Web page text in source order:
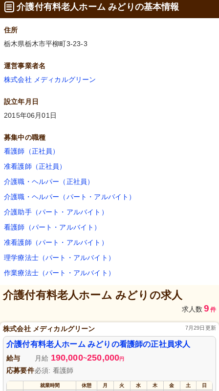
介護付有料老人ホーム みどりの基本情報
住所
栃木県栃木市平柳町3-23-3
運営事業者名
株式会社 メディカルグリーン
設立年月日
2015年06月01日
募集中の職種
看護師（正社員）
准看護師（正社員）
介護職・ヘルパー（正社員）
介護職・ヘルパー（パート・アルバイト）
介護助手（パート・アルバイト）
看護師（パート・アルバイト）
准看護師（パート・アルバイト）
理学療法士（パート・アルバイト）
作業療法士（パート・アルバイト）
介護付有料老人ホーム みどり の求人
求人数 9 件
株式会社 メディカルグリーン 7月29日更新
介護付有料老人ホーム みどりの看護師の正社員求人
給与 月給 190,000~250,000円
応募要件必須: 看護師
就業時間 休憩 月 火 水 木 金 土 日